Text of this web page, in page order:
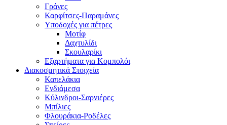
Γράνες
Καρφίτσες-Παραμάνες
Υποδοχές για πέτρες
Μοτίφ
Δαχτυλίδι
Σκουλαρίκι
Εξαρτήματα για Κομπολόι
Διακοσμητικά Στοιχεία
Καπελάκια
Ενδιάμεσα
Κύλινδροι-Σαρνιέρες
Μπίλιες
Φλουράκια-Ροδέλες